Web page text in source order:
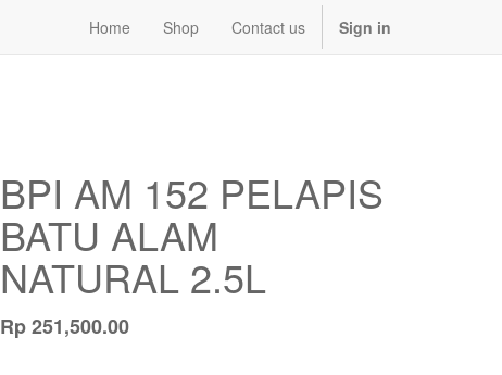
Home Shop Contact us Sign in
BPI AM 152 PELAPIS
BATU ALAM
NATURAL 2.5L
Rp251,500.00